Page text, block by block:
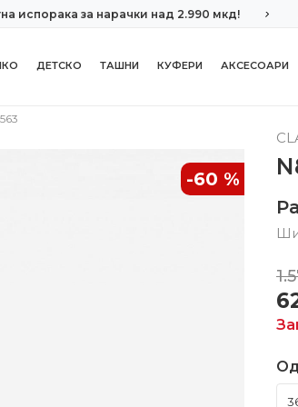
испорака за нарачки над 2.990 мкд!
ДЕТСКО ТАШНИ КУФЕРИ АКСЕСОАРИ
-60 %